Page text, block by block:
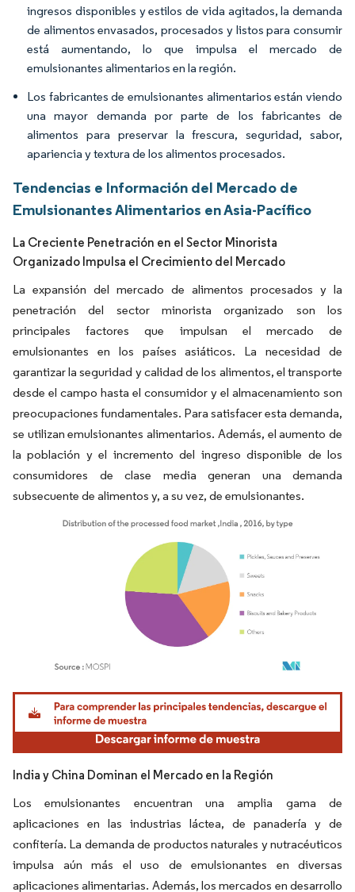
ingresos disponibles y estilos de vida agitados, la demanda
de alimentos envasados, procesados y listos para consumir
está aumentando, lo que impulsa el mercado de
emulsionantes alimentarios en la región.
Los fabricantes de emulsionantes alimentarios están viendo
una mayor demanda por parte de los fabricantes de
alimentos para preservar la frescura, seguridad, sabor,
apariencia y textura de los alimentos procesados.
Tendencias e Información del Mercado de
Emulsionantes Alimentarios en Asia-Pacífico
La Creciente Penetración en el Sector Minorista
Organizado Impulsa el Crecimiento del Mercado
La expansión del mercado de alimentos procesados y la
penetración del sector minorista organizado son los
principales factores que impulsan el mercado de
emulsionantes en los países asiáticos. La necesidad de
garantizar la seguridad y calidad de los alimentos, el transporte
desde el campo hasta el consumidor y el almacenamiento son
preocupaciones fundamentales. Para satisfacer esta demanda,
se utilizan emulsionantes alimentarios. Además, el aumento de
la población y el incremento del ingreso disponible de los
consumidores de clase media generan una demanda
subsecuente de alimentos y, a su vez, de emulsionantes.
Imagen © Mordor Intelligence. El uso requiere atribución según CC BY 4.0.
India y China Dominan el Mercado en la Región
Los emulsionantes encuentran una amplia gama de
aplicaciones en las industrias láctea, de panadería y de
confitería. La demanda de productos naturales y nutracéuticos
impulsa aún más el uso de emulsionantes en diversas
aplicaciones alimentarias. Además, los mercados en desarrollo